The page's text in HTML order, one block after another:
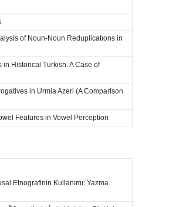
of Noun-Noun Reduplicatıons in
Historical Turkish: A Case of
in Urmia Azeri (A Comparison
Features in Vowel Perception
Etnografinin Kullanımı: Yazma